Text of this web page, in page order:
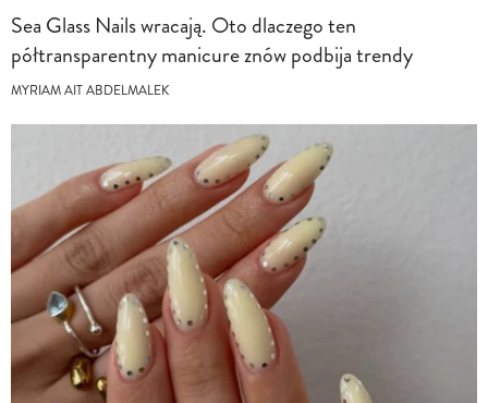
Sea Glass Nails wracają. Oto dlaczego ten
półtransparentny manicure znów podbija trendy
MYRIAM AIT ABDELMALEK